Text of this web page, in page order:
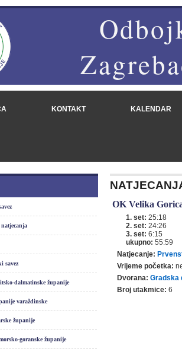
KONTAKT KALENDAR
savez
dalmatinske županije
varaždinske
županije
goranske županije
OK Velika
1. set: 25:18
2. set: 24:26
3. set: 6:15
ukupno: 55:59
Natjecanje:
Vrijeme početka:
Dvorana: Gradska
Broj utakmice: 6